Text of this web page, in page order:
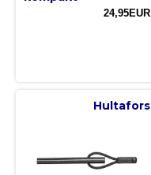
24,95EUR
Hultafors